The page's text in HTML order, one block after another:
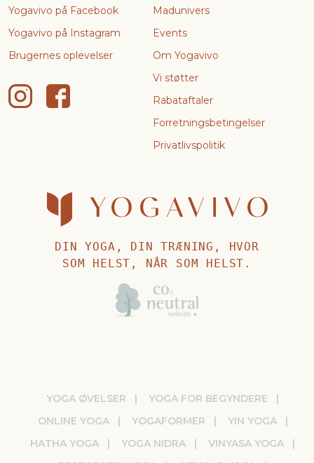
Yogavivo på Facebook
Yogavivo på Instagram
Brugernes oplevelser
Madunivers
Events
Om Yogavivo
Vi støtter
Rabataftaler
Forretningsbetingelser
Privatlivspolitik
DIN YOGA, DIN TRÆNING, HVOR
SOM HELST, NÅR SOM HELST.
YOGA ØVELSER
YOGA FOR BEGYNDERE
ONLINE YOGA
YOGAFORMER
YIN YOGA
HATHA YOGA
YOGA NIDRA
VINYASA YOGA